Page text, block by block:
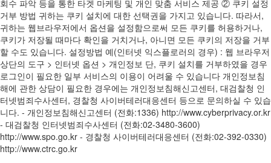
회수 파악 등을 통한 타겟 마케팅 및 개인 맞춤 서비스 제공 ② 쿠키 설정
거부 방법 귀하는 쿠키 설치에 대한 선택권을 가지고 있습니다. 따라서,
귀하는 웹브라우저에서 옵션을 설정함으로써 모든 쿠키를 허용하거나,
쿠키가 저장될 때마다 확인을 거치거나, 아니면 모든 쿠키의 저장을 거부
할 수도 있습니다. 설정방법 예(인터넷 익스플로러의 경우) : 웹 브라우저
상단의 도구 > 인터넷 옵션 > 개인정보 단, 쿠키 설치를 거부하였을 경우
로그인이 필요한 일부 서비스의 이용이 어려울 수 있습니다 개인정보침
해에 관한 상담이 필요한 경우에는 개인정보침해신고센터, 대검찰청 인
터넷범죄수사센터, 경찰청 사이버테러대응센터 등으로 문의하실 수 있습
니다. - 개인정보침해신고센터 (전화:1336) http://www.cyberprivacy.or.kr
- 대검찰청 인터넷범죄수사센터 (전화:02-3480-3600)
http://www.spo.go.kr - 경찰청 사이버테러대응센터 (전화:02-392-0330)
http://www.ctrc.go.kr